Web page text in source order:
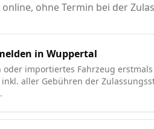
ohne Termin bei der
in Wuppertal
oder importiertes Fahrzeug erstmals
inkl. aller Gebühren der